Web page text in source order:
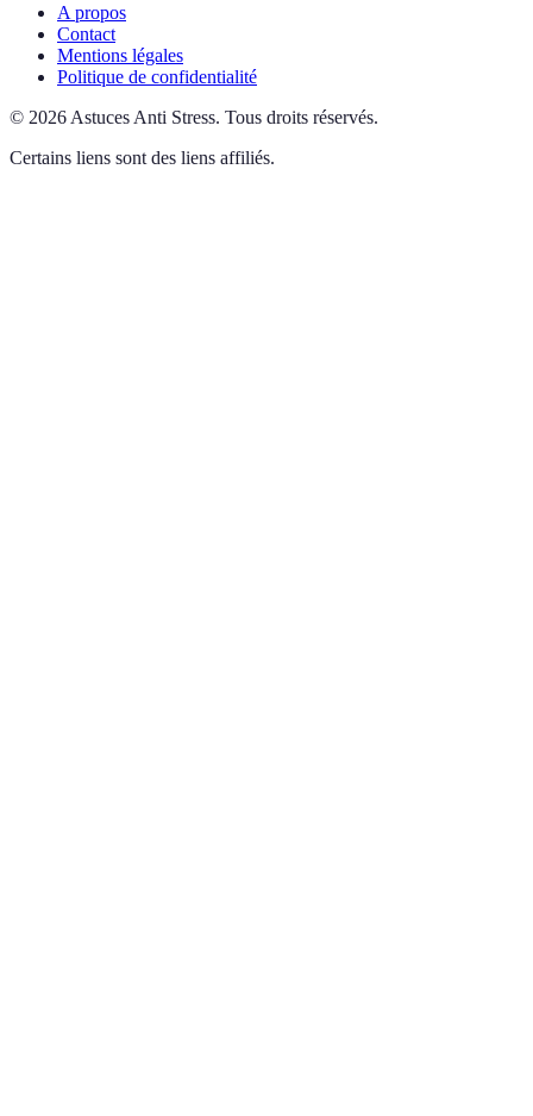
A propos
Contact
Mentions légales
Politique de confidentialité
© 2026 Astuces Anti Stress. Tous droits réservés.
Certains liens sont des liens affiliés.